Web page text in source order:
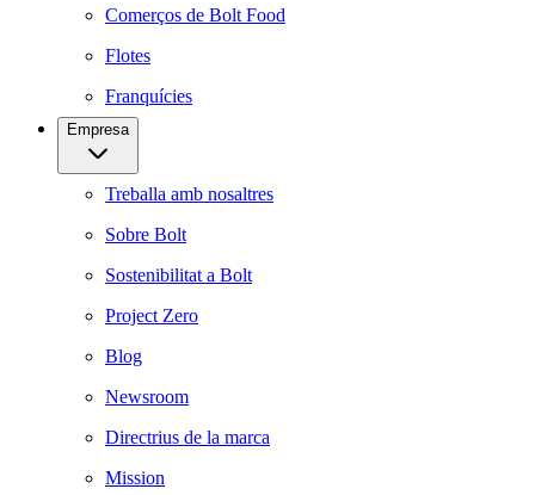
Comerços de Bolt Food
Flotes
Franquícies
Empresa
Treballa amb nosaltres
Sobre Bolt
Sostenibilitat a Bolt
Project Zero
Blog
Newsroom
Directrius de la marca
Mission